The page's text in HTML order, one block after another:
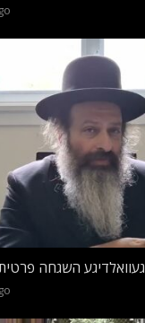
געוואלדיגע השגחה